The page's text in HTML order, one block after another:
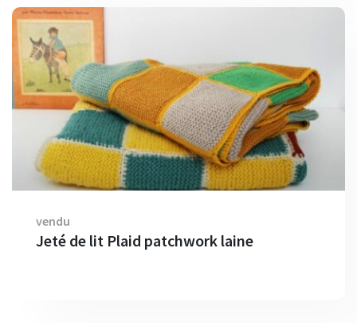
vendu
Jeté de lit Plaid patchwork laine